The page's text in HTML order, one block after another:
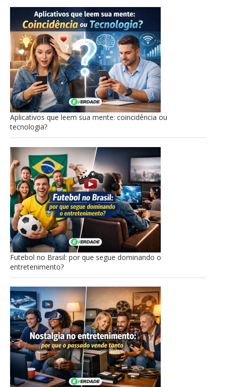
Aplicativos que leem sua mente: coincidência ou
tecnologia?
Futebol no Brasil: por que segue dominando o
entretenimento?